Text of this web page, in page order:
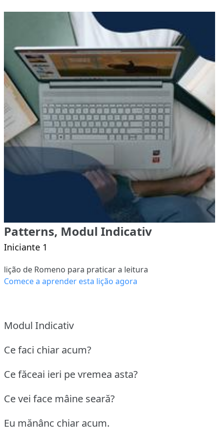
Patterns, Modul Indicativ
Iniciante 1
lição de Romeno para praticar a leitura
Comece a aprender esta lição agora
Modul Indicativ
Ce faci chiar acum?
Ce făceai ieri pe vremea asta?
Ce vei face mâine seară?
Eu mănânc chiar acum.